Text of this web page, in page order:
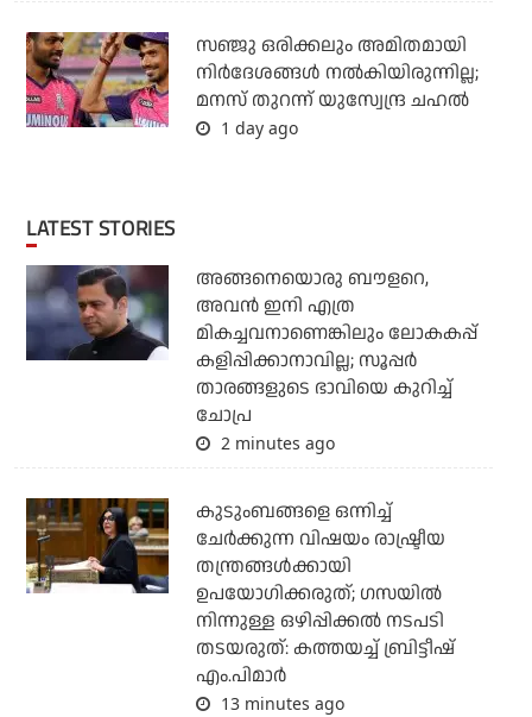
സഞ്ജു ഒരിക്കലും അമിതമായി
നിര്‍ദേശങ്ങള്‍ നല്‍കിയിരുന്നില്ല;
മനസ് തുറന്ന് യുസ്വേന്ദ്ര ചഹല്‍
1 day ago
LATEST STORIES
അങ്ങനെയൊരു ബൗളറെ,
അവന്‍ ഇനി എത്ര
മികച്ചവനാണെങ്കിലും ലോകകപ്പ്
കളിപ്പിക്കാനാവില്ല; സൂപ്പര്‍
താരങ്ങളുടെ ഭാവിയെ കുറിച്ച്
ചോപ്ര
2 minutes ago
കുടുംബങ്ങളെ ഒന്നിച്ച്
ചേര്‍ക്കുന്ന വിഷയം രാഷ്ട്രീയ
തന്ത്രങ്ങള്‍ക്കായി
ഉപയോഗിക്കരുത്; ഗസയില്‍
നിന്നുള്ള ഒഴിപ്പിക്കല്‍ നടപടി
തടയരുത്: കത്തയച്ച് ബ്രിട്ടീഷ്
എം.പിമാര്‍
13 minutes ago